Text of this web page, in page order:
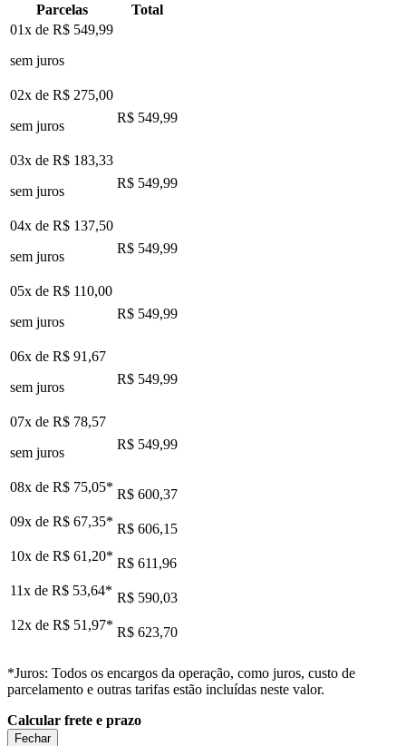
Parcelas
Total
01x de R$ 549,99
sem juros
02x de R$ 275,00
sem juros
R$ 549,99
03x de R$ 183,33
sem juros
R$ 549,99
04x de R$ 137,50
sem juros
R$ 549,99
05x de R$ 110,00
sem juros
R$ 549,99
06x de R$ 91,67
sem juros
R$ 549,99
07x de R$ 78,57
sem juros
R$ 549,99
08x de R$ 75,05* R$ 600,37
09x de R$ 67,35* R$ 606,15
10x de R$ 61,20* R$ 611,96
11x de R$ 53,64* R$ 590,03
12x de R$ 51,97* R$ 623,70
*Juros: Todos os encargos da operação, como juros, custo de
parcelamento e outras tarifas estão incluídas neste valor.
Calcular frete e prazo
Fechar